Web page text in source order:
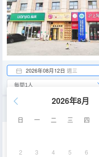
2026年08月12日 週三
2026年8月
日 一 二 三 四
2 3 4 5 6